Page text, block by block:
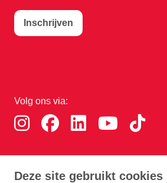
Deze site gebruikt cookies
Inschrijven
Volg ons via:
Download de RTHA app: